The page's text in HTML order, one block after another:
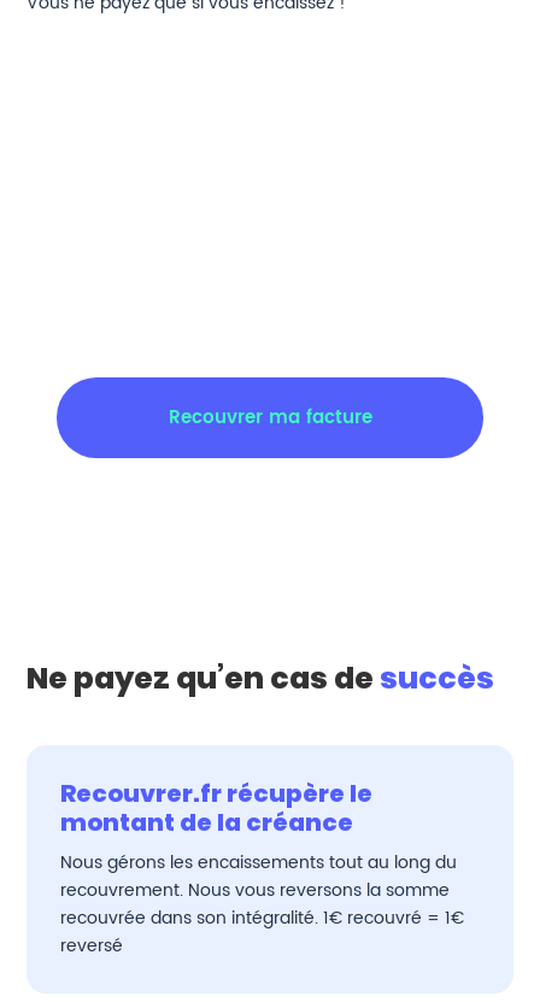
Recouvrer ma facture
Ne payez qu’en cas de succès
Recouvrer.fr récupère le
montant de la créance
Nous gérons les encaissements tout au long du
recouvrement. Nous vous reversons la somme
recouvrée dans son intégralité. 1€ recouvré = 1€
reversé